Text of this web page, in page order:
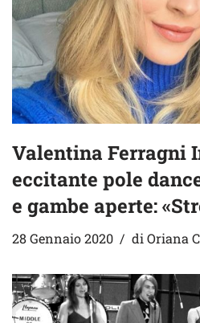
Valentina Ferragni
eccitante pole
e gambe aperte:
28 Gennaio 2020 di Oriana